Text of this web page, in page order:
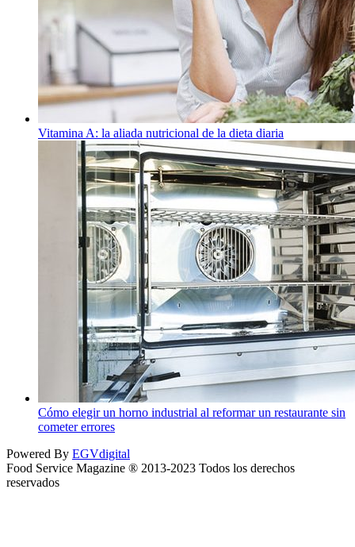
Vitamina A: la aliada nutricional de la dieta diaria
Cómo elegir un horno industrial al reformar un restaurante sin
cometer errores
Powered By EGVdigital
Food Service Magazine ® 2013-2023 Todos los derechos
reservados